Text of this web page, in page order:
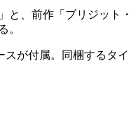
と、前作「ブリジット
。
が付属。同梱するタ